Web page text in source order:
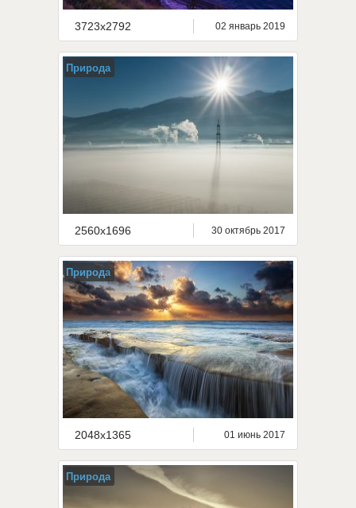
3723x2792 02 январь 2019
Природа
2560x1696 30 октябрь 2017
Природа
2048x1365 01 июнь 2017
Природа